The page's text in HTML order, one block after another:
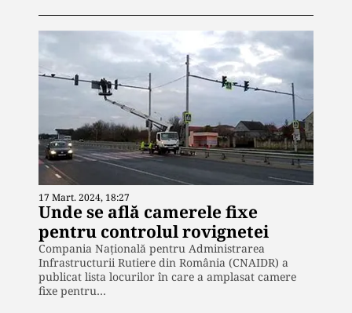
17 Mart. 2024, 18:27
Unde se află camerele fixe
pentru controlul rovignetei
Compania Națională pentru Administrarea
Infrastructurii Rutiere din România (CNAIDR) a
publicat lista locurilor în care a amplasat camere
fixe pentru…